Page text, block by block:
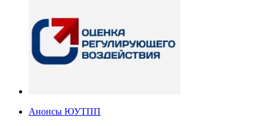
Анонсы ЮУТПП